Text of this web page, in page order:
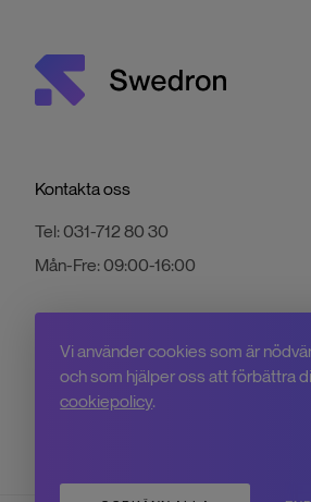
Kontakta oss
Tel:031-712 80 30
Mån-Fre:09:00-16:00
Vi använder cookies som är
och som hjälper oss att förbättra
cookiepolicy.